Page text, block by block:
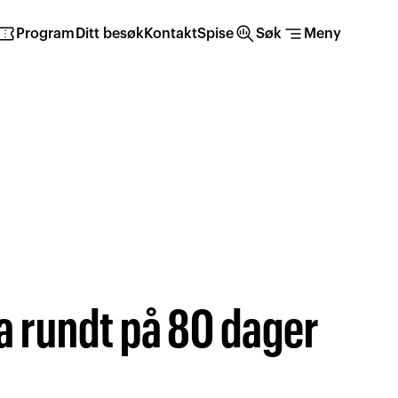
Program Ditt besøkKontaktSpisesearch_insightsSøk segment Meny
rundt på 80 dager